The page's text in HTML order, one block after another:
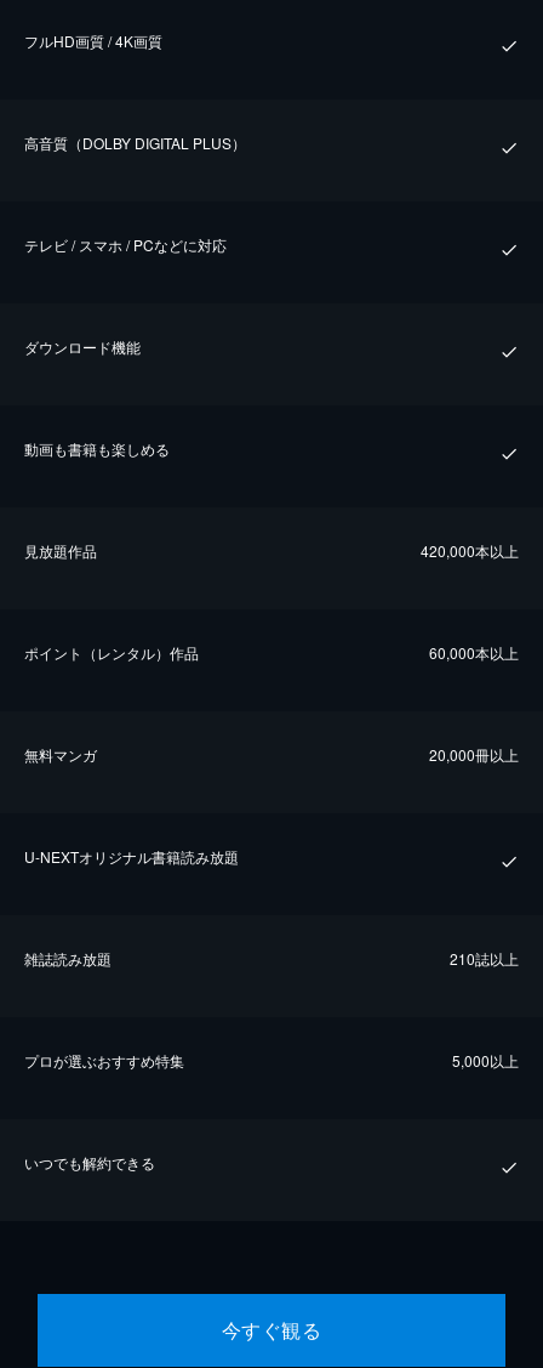
フルHD画質 / 4K画質
⾼⾳質（DOLBY DIGITAL PLUS）
テレビ / スマホ / PCなどに対応
ダウンロード機能
動画も書籍も楽しめる
⾒放題作品 420,000本以上
ポイント（レンタル）作品 60,000本以上
無料マンガ 20,000冊以上
U-NEXTオリジナル書籍読み放題
雑誌読み放題 210誌以上
プロが選ぶおすすめ特集 5,000以上
いつでも解約できる
今すぐ観る